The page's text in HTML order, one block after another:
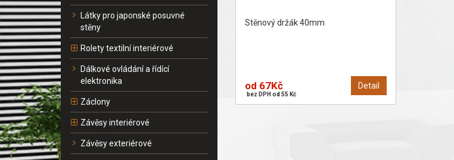
Látky pro japonské posuvné
stěny
Rolety textilní interiérové
Dálkové ovládání a řídící
elektronika
Záclony
Závěsy interiérové
Závěsy exteriérové
Stěnový držák 40mm
Detail
od 67Kč
bez DPH od 55 Kč